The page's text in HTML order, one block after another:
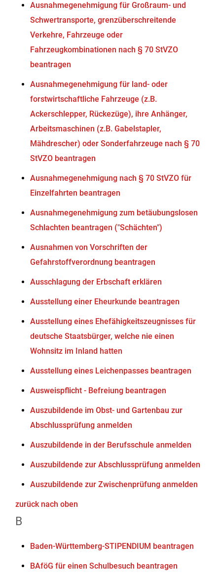
Ausnahmegenehmigung für Großraum- und
Schwertransporte, grenzüberschreitende
Verkehre, Fahrzeuge oder
Fahrzeugkombinationen nach § 70 StVZO
beantragen
Ausnahmegenehmigung für land- oder
forstwirtschaftliche Fahrzeuge (z.B.
Ackerschlepper, Rückezüge), ihre Anhänger,
Arbeitsmaschinen (z.B. Gabelstapler,
Mähdrescher) oder Sonderfahrzeuge nach § 70
StVZO beantragen
Ausnahmegenehmigung nach § 70 StVZO für
Einzelfahrten beantragen
Ausnahmegenehmigung zum betäubungslosen
Schlachten beantragen ("Schächten")
Ausnahmen von Vorschriften der
Gefahrstoffverordnung beantragen
Ausschlagung der Erbschaft erklären
Ausstellung einer Eheurkunde beantragen
Ausstellung eines Ehefähigkeitszeugnisses für
deutsche Staatsbürger, welche nie einen
Wohnsitz im Inland hatten
Ausstellung eines Leichenpasses beantragen
Ausweispflicht - Befreiung beantragen
Auszubildende im Obst- und Gartenbau zur
Abschlussprüfung anmelden
Auszubildende in der Berufsschule anmelden
Auszubildende zur Abschlussprüfung anmelden
Auszubildende zur Zwischenprüfung anmelden
zurück nach oben
B
Baden-Württemberg-STIPENDIUM beantragen
BAföG für einen Schulbesuch beantragen